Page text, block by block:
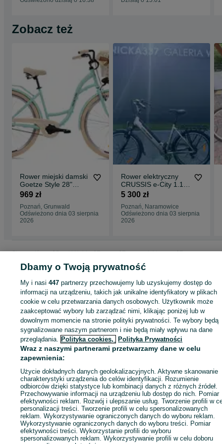
Zobacz też
Rower miejski damski
Goetze Style 28"
PROMOCJA -5%
969 zł
Poznań, Grunwald
Odświeżono dnia 03 sierpnia
2026
Rower elektryczny
CRUSSIS e-City 1.19-
(612 Wh) (17) raty
5 300 zł
Poznań, Naramowice
Odświeżono dnia 03 sierpnia
2026
Strona główna Sport i Hobby Rowery Rowery elektryczne
Rowery
elektryczne - Wielkopolskie
Rowery elektryczne - Poznań
- Naramowice
KATEGORIA
ID:1020085772 Wyświetlenia:
Zadzwoń / SMS Wyślij wiadomość
Dbamy o Twoją prywatność
My i nasi447 partnerzy przechowujemy lub uzyskujemy dostęp do
informacji na urządzeniu, takich jak unikalne identyfikatory w plikach
cookie w celu przetwarzania danych osobowych. Użytkownik może
zaakceptować wybory lub zarządzać nimi, klikając poniżej lub w
dowolnym momencie na stronie polityki prywatności. Te wybory będą
sygnalizowane naszym partnerom i nie będą miały wpływu na dane
przeglądania. Polityka cookies, Polityka Prywatności
Wraz z naszymi partnerami przetwarzamy dane w celu
zapewnienia:
Użycie dokładnych danych geolokalizacyjnych. Aktywne skanowanie
charakterystyki urządzenia do celów identyfikacji. Rozumienie
odbiorców dzięki statystyce lub kombinacji danych z różnych źródeł.
Przechowywanie informacji na urządzeniu lub dostęp do nich. Pomiar
efektywności reklam. Rozwój i ulepszanie usług. Tworzenie profili w
personalizacji treści. Tworzenie profili w celu spersonalizowanych
reklam. Wykorzystywanie ograniczonych danych do wyboru reklam.
Wykorzystywanie ograniczonych danych do wyboru treści. Pomiar
efektywności treści. Wykorzystanie profili do wyboru
spersonalizowanych reklam. Wykorzystywanie profili w celu doboru